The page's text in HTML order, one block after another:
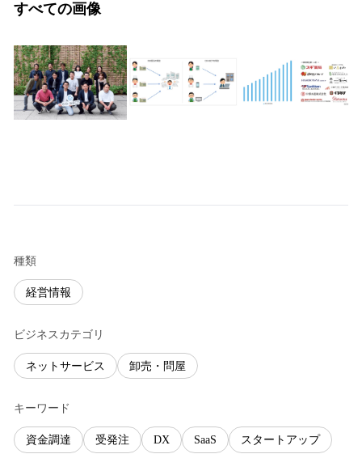
すべての画像
種類
経営情報
ビジネスカテゴリ
ネットサービス 卸売・問屋
キーワード
資金調達 受発注 DX SaaS スタートアップ